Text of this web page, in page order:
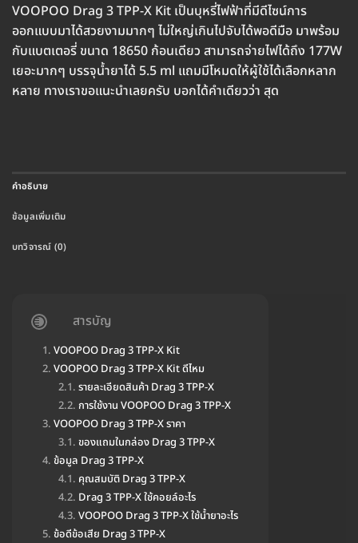
VOOPOO Drag 3 TPP-X Kit เป็นบุหรี่ไฟฟ้าที่มีดีไซน์การ
ออกแบบมาได้สวยงามมากๆ ไม่ใหญ่เกินไปจับได้พอดีมือ มาพร้อม
กับแบตเตอรี่ ขนาด 18650 ก้อนเดียว สามารถจ่ายไฟได้ถึง 177W
เยอะมากๆ บรรจุน้ำยาได้ 5.5 ml แถมมีโหมดให้ผู้ใช้ได้เลือกหลาก
หลาย ทางเราขอแนะนำเลยครับ บอกได้คำเดียวว่า สุด
คำอธิบาย
ข้อมูลเพิ่มเติม
บทวิจารณ์ (0)
สารบัญ
VOOPOO Drag 3 TPP-X Kit
VOOPOO Drag 3 TPP-X Kit ดีไหม
รายละเอียดสินค้า Drag 3 TPP-X
การใช้งาน VOOPOO Drag 3 TPP-X
VOOPOO Drag 3 TPP-X ราคา
ของแถมในกล่อง Drag 3 TPP-X
ข้อมูล Drag 3 TPP-X
คุณสมบัติ Drag 3 TPP-X
Drag 3 TPP-X ใช้คอยล์อะไร
VOOPOO Drag 3 TPP-X ใช้น้ำยาอะไร
ข้อดีข้อเสีย Drag 3 TPP-X